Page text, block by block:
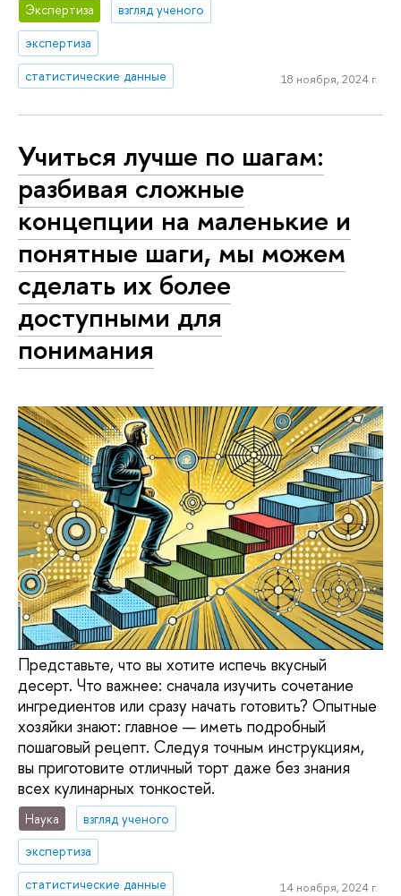
Экспертиза
взгляд ученого
экспертиза
статистические данные
18 ноября, 2024 г.
Учиться лучше по шагам:
разбивая сложные
концепции на маленькие и
понятные шаги, мы можем
сделать их более
доступными для
понимания
Представьте, что вы хотите испечь вкусный
десерт. Что важнее: сначала изучить сочетание
ингредиентов или сразу начать готовить? Опытные
хозяйки знают: главное — иметь подробный
пошаговый рецепт. Следуя точным инструкциям,
вы приготовите отличный торт даже без знания
всех кулинарных тонкостей.
Наука
взгляд ученого
экспертиза
статистические данные
14 ноября, 2024 г.